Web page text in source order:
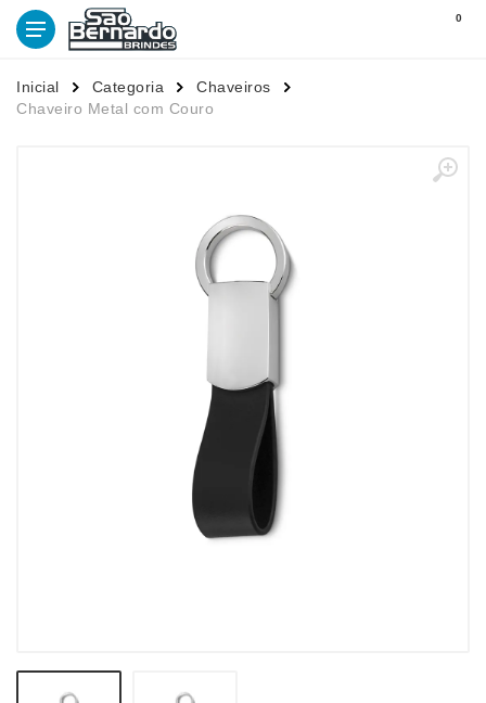
0
Inicial Categoria
Chaveiros
Chaveiro Metal com Couro